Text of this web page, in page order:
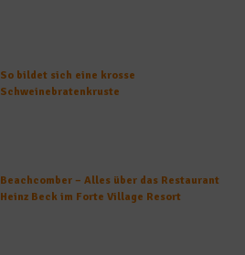
So bildet sich eine krosse
Schweinebratenkruste
Beachcomber – Alles über das Restaurant
Heinz Beck im Forte Village Resort